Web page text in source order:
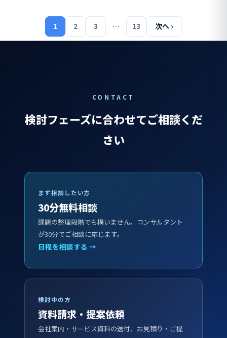
1 2 3 … 13 次へ ›
CONTACT
検討フェーズに合わせてご相談くだ
さい
まず相談したい方
30分無料相談
課題の整理段階でも構いません。コンサルタント
が30分でご相談に応じます。
日程を相談する →
検討中の方
資料請求・提案依頼
会社案内・サービス資料の送付、お見積り・ご提